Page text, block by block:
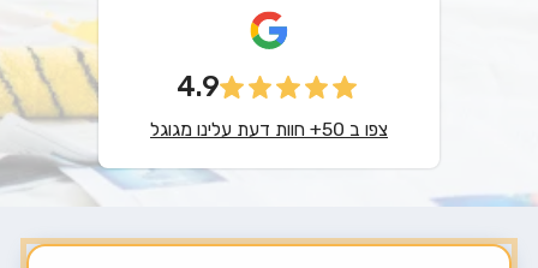
4.9
צפו ב 50+ חוות דעת עלינו מגוגל